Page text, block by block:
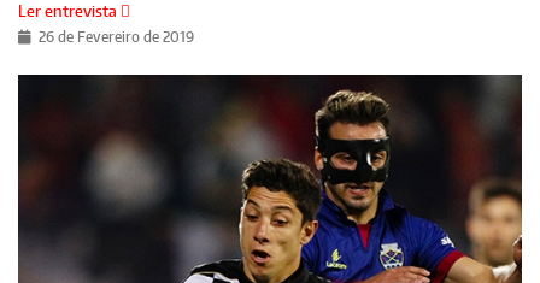
Ler entrevista
26 de Fevereiro de 2019